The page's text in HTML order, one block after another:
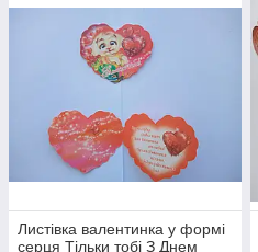
Листівка валентинка у формі
серця Тільки тобі З Днем